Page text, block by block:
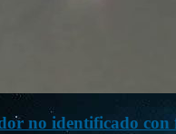
no identificado con